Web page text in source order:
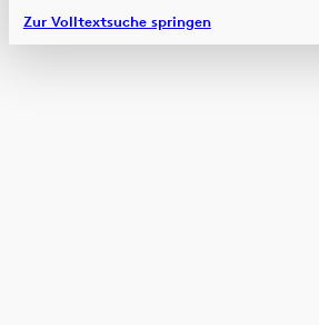
Zur Volltextsuche springen